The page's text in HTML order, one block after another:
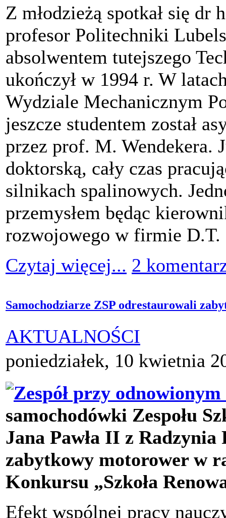
Z młodzieżą spotkał się dr
profesor Politechniki
absolwentem tutejszego
ukończył w 1994 r. W
Wydziale Mechanicznym
jeszcze studentem został
przez prof. M. Wendekera.
doktorską, cały czas
silnikach spalinowych.
przemysłem będąc
rozwojowego w firmie D.T.
Czytaj więcej... 2
Samochodziarze ZSP odrestaurowali
AKTUALNOŚCI
poniedziałek, 10 kwietnia
samochodówki Zespołu
Jana Pawła II z
zabytkowy motorower w
Konkursu „Szkoła
Efekt wspólnej pracy